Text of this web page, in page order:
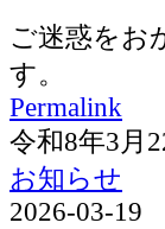
ご迷惑をお
す。
Permalink
令和8年3月
お知らせ
2026-03-19